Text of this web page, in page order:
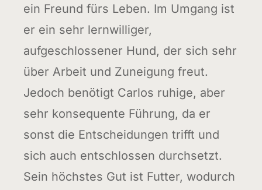
ein Freund fürs Leben. Im Umgang ist
er ein sehr lernwilliger,
aufgeschlossener Hund, der sich sehr
über Arbeit und Zuneigung freut.
Jedoch benötigt Carlos ruhige, aber
sehr konsequente Führung, da er
sonst die Entscheidungen trifft und
sich auch entschlossen durchsetzt.
Sein höchstes Gut ist Futter, wodurch